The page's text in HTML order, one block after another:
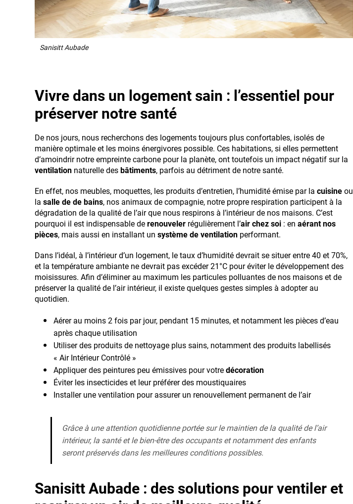
Sanisitt Aubade
Vivre dans un logement sain : l’essentiel pour
préserver notre santé
De nos jours, nous recherchons des logements toujours plus confortables, isolés de
manière optimale et les moins énergivores possible. Ces habitations, si elles permettent
d’amoindrir notre empreinte carbone pour la planète, ont toutefois un impact négatif sur la
ventilation naturelle des bâtiments, parfois au détriment de notre santé.
En effet, nos meubles, moquettes, les produits d’entretien, l’humidité émise par la cuisine ou
la salle de de bains, nos animaux de compagnie, notre propre respiration participent à la
dégradation de la qualité de l’air que nous respirons à l’intérieur de nos maisons. C’est
pourquoi il est indispensable de renouveler régulièrement l’air chez soi : en aérant nos
pièces, mais aussi en installant un système de ventilation performant.
Dans l’idéal, à l’intérieur d’un logement, le taux d’humidité devrait se situer entre 40 et 70%,
et la température ambiante ne devrait pas excéder 21°C pour éviter le développement des
moisissures. Afin d’éliminer au maximum les particules polluantes de nos maisons et de
préserver la qualité de l’air intérieur, il existe quelques gestes simples à adopter au
quotidien.
Aérer au moins 2 fois par jour, pendant 15 minutes, et notamment les pièces d’eau
après chaque utilisation
Utiliser des produits de nettoyage plus sains, notamment des produits labellisés
« Air Intérieur Contrôlé »
Appliquer des peintures peu émissives pour votre décoration
Éviter les insecticides et leur préférer des moustiquaires
Installer une ventilation pour assurer un renouvellement permanent de l’air
Grâce à une attention quotidienne portée sur le maintien de la qualité de l’air
intérieur, la santé et le bien-être des occupants et notamment des enfants
seront préservés dans les meilleures conditions possibles.
Sanisitt Aubade : des solutions pour ventiler et